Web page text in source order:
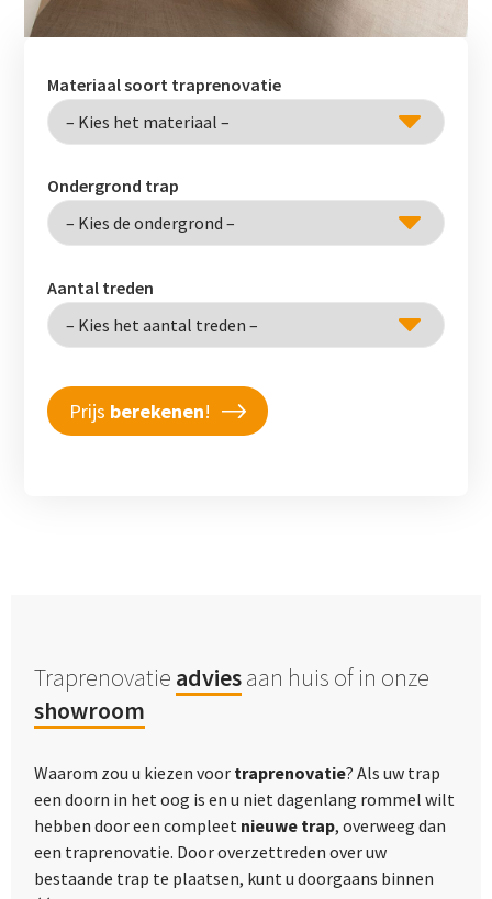
Materiaal soort traprenovatie
Ondergrond trap
Aantal treden
Prijs berekenen!
Traprenovatie adviesaan huis of in onze
showroom
Waarom zou u kiezen voor traprenovatie? Als uw trap
een doorn in het oog is en u niet dagenlang rommel wilt
hebben door een compleet nieuwe trap, overweeg dan
een traprenovatie. Door overzettreden over uw
bestaande trap te plaatsen, kunt u doorgaans binnen